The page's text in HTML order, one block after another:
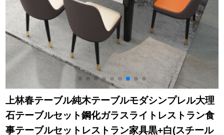
上林春テーブル純木テーブルモダシンプレル大理
石テーブルセット鋼化ガラスライトレストラン食
事テーブルセットレストラン家具黒+白(スチール